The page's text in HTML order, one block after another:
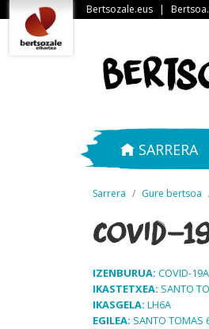
Bertsozale.eus |
SARRERA
Sarrera Gure bertsoa
Covid-
IZENBURUA: COVID-19A
IKASTETXEA: SANTO
IKASGELA: LH6A
EGILEA: SANTO TOMAS